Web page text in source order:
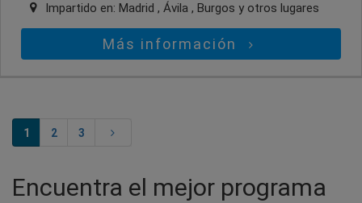
Impartido en: Madrid , Ávila , Burgos y otros lugares
Más información
1 2 3
Encuentra el mejor programa